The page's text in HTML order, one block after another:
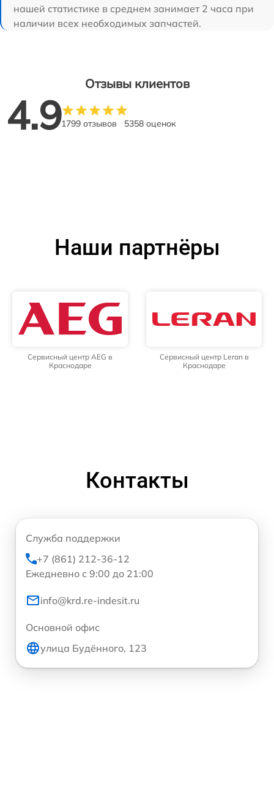
нашей статистике в среднем занимает 2 часа при
наличии всех необходимых запчастей.
Отзывы клиентов
4.91799 отзывов 5358 оценок
Наши партнёры
Сервисный центр AEG в
Краснодаре
Сервисный центр Leran в
Краснодаре
Контакты
Служба поддержки
+7 (861) 212-36-12
Ежедневно с 9:00 до 21:00
info@krd.re-indesit.ru
Основной офис
улица Будённого, 123